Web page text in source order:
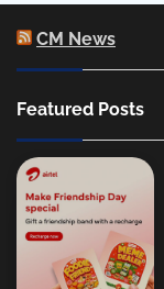
CM News
Featured Posts